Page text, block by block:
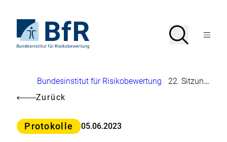
Seiteninhalt
springenStartseite
von
Suche
SucheMenü
Brotkrumennavigation
Bundesinstitut für Risikobewertung 22. Sitzung der
Zurück
Kategorie
Protokolle 05.06.2023